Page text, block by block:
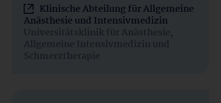
Klinische Abteilung für Allgemeine
Anästhesie und Intensivmedizin
Universitätsklinik für Anästhesie,
Allgemeine Intensivmedizin und
Schmerztherapie